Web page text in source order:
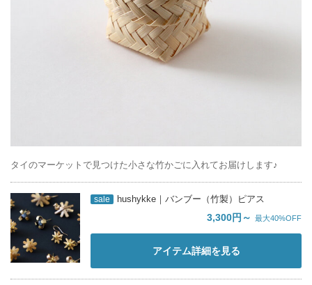
タイのマーケットで見つけた小さな竹かごに入れてお届けします♪
sale hushykke｜バンブー（竹製）ピアス
3,300円～ 最大40%OFF
アイテム詳細を見る